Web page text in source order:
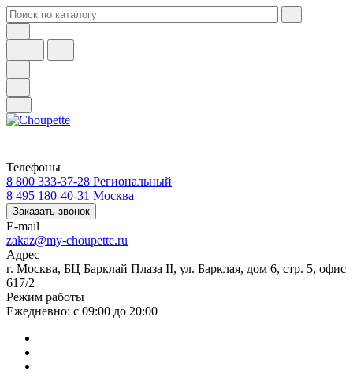
Телефоны
8 800 333-37-28 Региональный
8 495 180-40-31 Москва
Заказать звонок
E-mail
zakaz@my-choupette.ru
Адрес
г. Москва, БЦ Барклай Плаза II, ул. Барклая, дом 6, стр. 5, офис
617/2
Режим работы
Ежедневно: с 09:00 до 20:00